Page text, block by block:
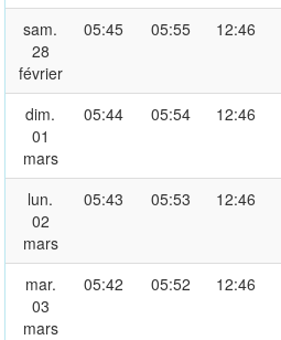
sam.
28
février
05:45 05:55 12:46
dim.
01
mars
05:44 05:54 12:46
lun.
02
mars
05:43 05:53 12:46
mar.
03
mars
05:42 05:52 12:46